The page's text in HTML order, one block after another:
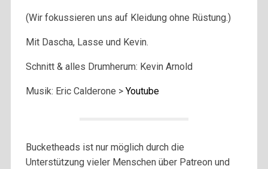
(Wir fokussieren uns auf Kleidung ohne Rüstung.)
Mit Dascha, Lasse und Kevin.
Schnitt & alles Drumherum: Kevin Arnold
Musik: Eric Calderone > Youtube
Bucketheads ist nur möglich durch die
Unterstützung vieler Menschen über Patreon und